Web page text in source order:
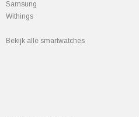
Samsung
Withings
Bekijk alle smartwatches